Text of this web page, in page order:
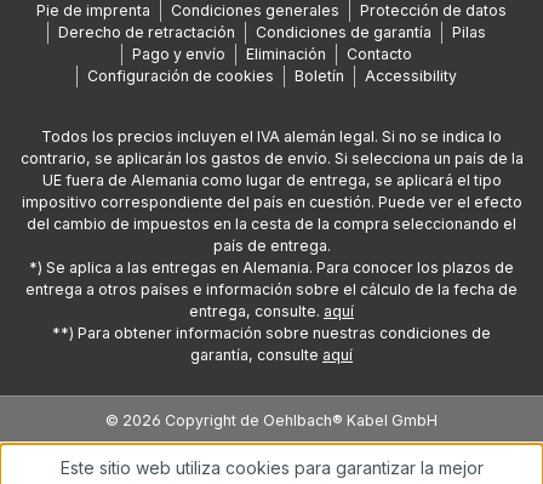
Pie de imprenta Condiciones generales
Protección de datos
Derecho de retractación
Condiciones de garantía
Pilas
Pago y envío
Eliminación
Contacto
Configuración de cookies
Boletín Accessibility
Todos los precios incluyen el IVA alemán legal. Si no se indica lo
contrario, se aplicarán los gastos de envío. Si selecciona un país de la
UE fuera de Alemania como lugar de entrega, se aplicará el tipo
impositivo correspondiente del país en cuestión. Puede ver el efecto
del cambio de impuestos en la cesta de la compra seleccionando el
país de entrega.
*) Se aplica a las entregas en Alemania. Para conocer los plazos de
entrega a otros países e información sobre el cálculo de la fecha de
entrega, consulte. aquí
**) Para obtener información sobre nuestras condiciones de
garantía, consulte aquí
© 2026 Copyright de Oehlbach® Kabel GmbH
Este sitio web utiliza cookies para garantizar la mejor